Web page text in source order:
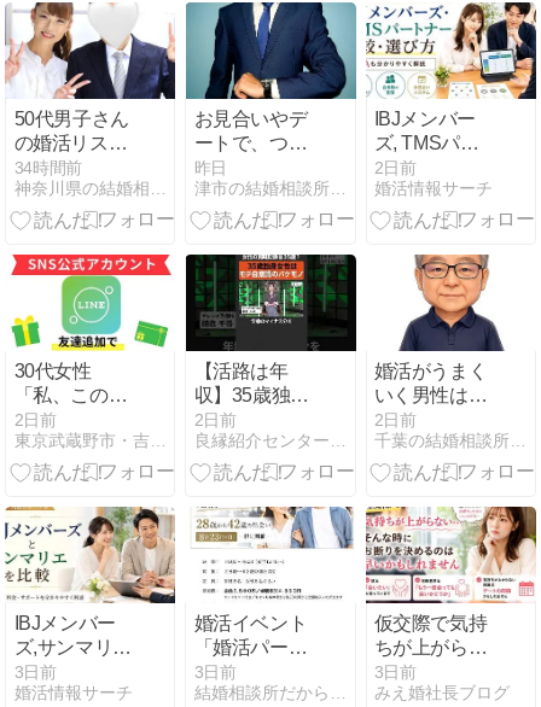
50代男子さん
の婚活リスタ
ート！
34時間前
神奈川県の結婚相談所☆マリアージュ.com
お見合いやデ
ートで、つい
つい話しすぎ
ちゃう人いま
せんか？【婚
ぎ】
昨日
津市の結婚相談所なら結婚相談所CocoBridal
IBJメンバー
ズ, TMSパー
トナーの比
較・選び方と
JBAを徹底解
2日前
婚活情報サーチ
30代女性
「私、このま
まで結婚でき
るのかな…」
2日前
東京武蔵野市・吉祥寺、三鷹、武蔵境、婚活1年以内で結婚決まる
【活路は年
収】35歳独身
女性の婚活
2日前
良縁紹介センター@香川県の結婚相談所−仲人ブログ
婚活がうまく
いく男性は
「素直」な人
《婚活男性の
成長戦略シリ
2日前
千葉の結婚相談所「アシストワン船橋」サトウから！
IBJメンバー
ズ,サンマリエ
の比較・選び
方と料金・費
3日前
婚活情報サーチ
婚活イベント
「婚活パーテ
イーin福岡天
神」28歳〜42
3日前
結婚相談所だからできる安心婚活サポートでご縁を支えます。
仮交際で気持
ちが上がらな
い時こそ焦ら
ないで！お断
3日前
みえ婚社長ブログ